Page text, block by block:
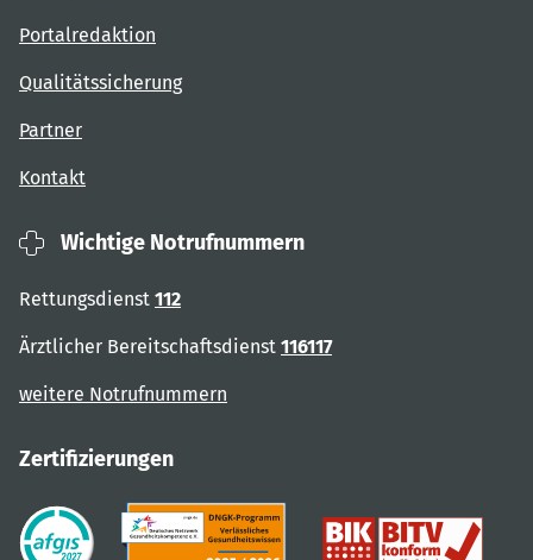
Portalredaktion
Qualitätssicherung
Partner
Kontakt
Wichtige Notrufnummern
Rettungsdienst 112
Ärztlicher Bereitschaftsdienst 116117
weitere Notrufnummern
Zertifizierungen